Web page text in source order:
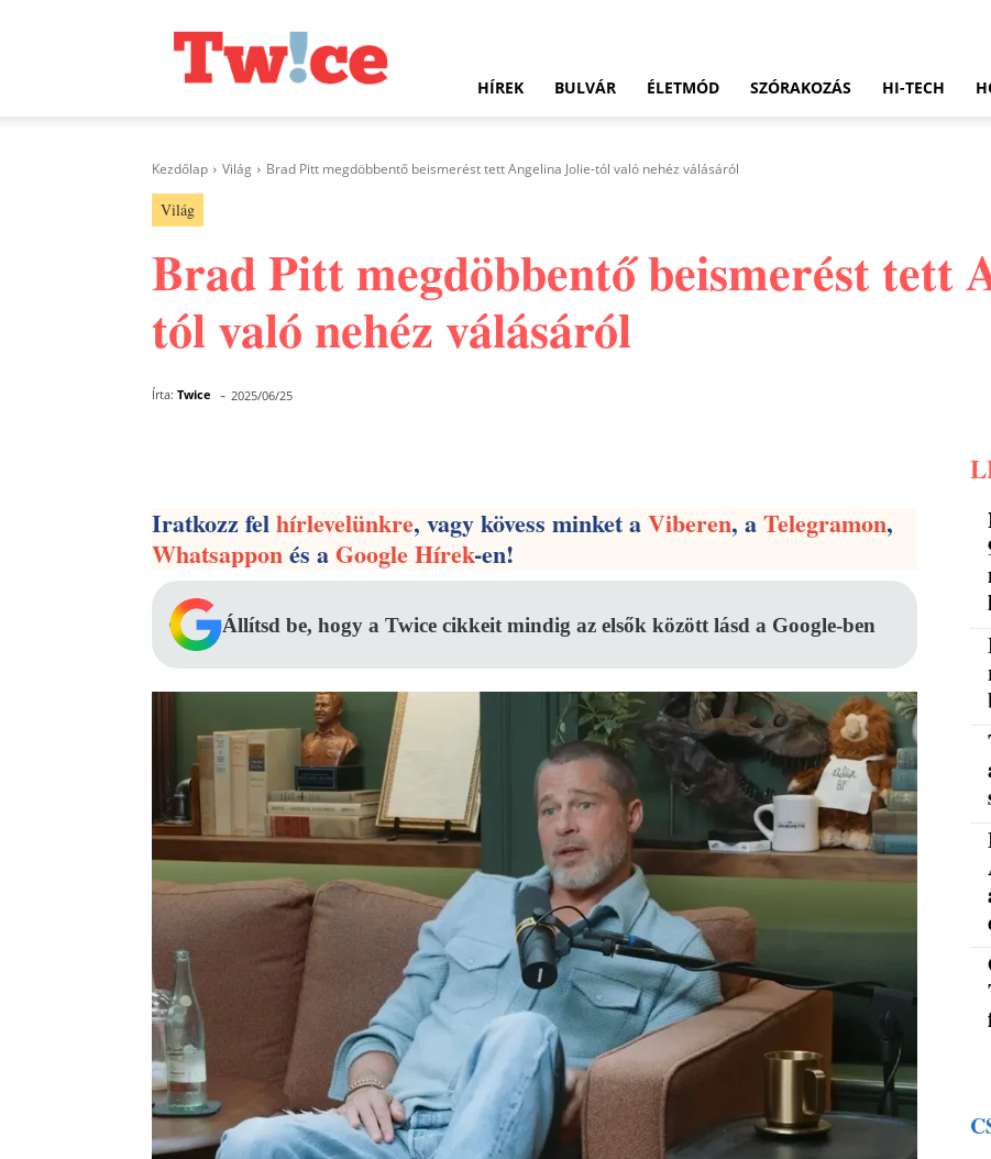
HÍREK BULVÁR ÉLETMÓD SZÓRAKOZÁS HI-TECH
Kezdőlap Világ Brad Pitt megdöbbentő beismerést tett Angelina Jolie-tól való nehéz válásáról
Világ
Brad Pitt megdöbbentő beismerést tett
tól való nehéz válásáról
Írta: Twice - 2025/06/25
Iratkozz felhírlevelünkre, vagy kövess minket aViberen, aTelegramon,
Whatsapponés aGoogle Hírek-en!
Állítsd be, hogy a Twice cikkeit mindig az elsők között lásd a Google-ben